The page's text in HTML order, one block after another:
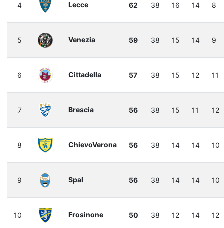
4 Lecce 62 38 16 14 8
5 Venezia 59 38 15 14 9
6 Cittadella 57 38 15 12 11
7 Brescia 56 38 15 11 12
8 ChievoVerona 56 38 14 14 10
9 Spal 56 38 14 14 10
10 Frosinone 50 38 12 14 12